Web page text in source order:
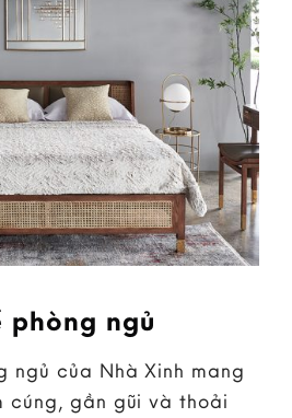
phòng ngủ
ngủ của Nhà Xinh mang
cúng, gần gũi và thoải